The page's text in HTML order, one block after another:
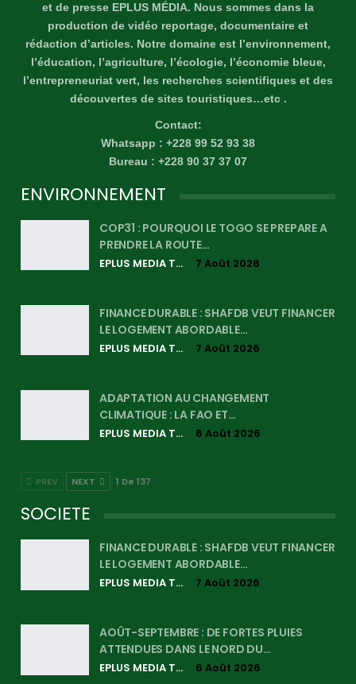
et de presse EPLUS MÉDIA. Nous sommes dans la
production de vidéo reportage, documentaire et
rédaction d’articles. Notre domaine est l’environnement,
l’éducation, l’agriculture, l’écologie, l’économie bleue,
l’entrepreneuriat vert, les recherches scientifiques et des
découvertes de sites touristiques…etc .
Contact:
Whatsapp : +228 99 52 93 38
Bureau : +228 90 37 37 07
ENVIRONNEMENT
COP31 : POURQUOI LE TOGO SE PREPARE A
PRENDRE LA ROUTE…
EPLUS MEDIA TV 7 Août 2026
FINANCE DURABLE : SHAFDB VEUT FINANCER
LE LOGEMENT ABORDABLE…
EPLUS MEDIA TV 7 Août 2026
ADAPTATION AU CHANGEMENT
CLIMATIQUE : LA FAO ET…
EPLUS MEDIA TV 6 Août 2026
PREV NEXT 1 De 137
SOCIETE
FINANCE DURABLE : SHAFDB VEUT FINANCER
LE LOGEMENT ABORDABLE…
EPLUS MEDIA TV 7 Août 2026
AOÛT-SEPTEMBRE : DE FORTES PLUIES
ATTENDUES DANS LE NORD DU…
EPLUS MEDIA TV 6 Août 2026